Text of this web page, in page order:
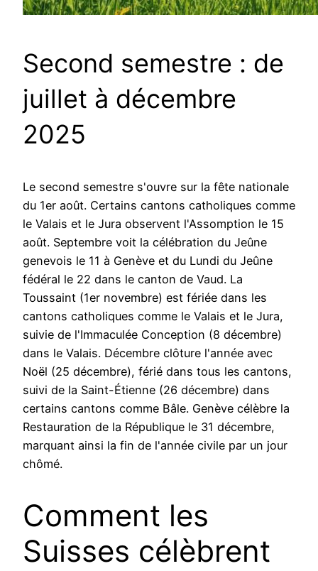
Second semestre : de
juillet à décembre
2025
Le second semestre s'ouvre sur la fête nationale
du 1er août. Certains cantons catholiques comme
le Valais et le Jura observent l'Assomption le 15
août. Septembre voit la célébration du Jeûne
genevois le 11 à Genève et du Lundi du Jeûne
fédéral le 22 dans le canton de Vaud. La
Toussaint (1er novembre) est fériée dans les
cantons catholiques comme le Valais et le Jura,
suivie de l'Immaculée Conception (8 décembre)
dans le Valais. Décembre clôture l'année avec
Noël (25 décembre), férié dans tous les cantons,
suivi de la Saint-Étienne (26 décembre) dans
certains cantons comme Bâle. Genève célèbre la
Restauration de la République le 31 décembre,
marquant ainsi la fin de l'année civile par un jour
chômé.
Comment les
Suisses célèbrent